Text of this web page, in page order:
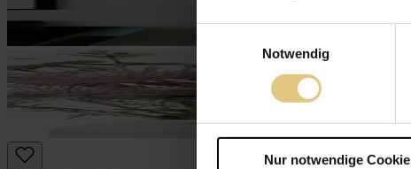
Notwendig
Nur notwendige